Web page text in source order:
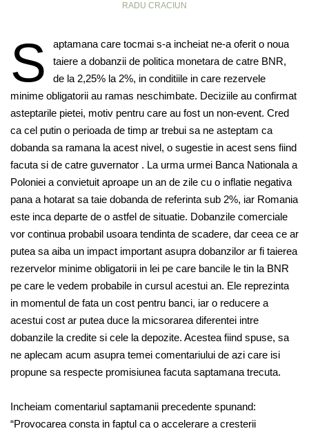
RADU CRACIUN
S
aptamana care tocmai s-a incheiat ne-a oferit o noua
taiere a dobanzii de politica monetara de catre BNR,
de la 2,25% la 2%, in conditiile in care rezervele
minime obligatorii au ramas neschimbate. Deciziile au confirmat
asteptarile pietei, motiv pentru care au fost un non-event. Cred
ca cel putin o perioada de timp ar trebui sa ne asteptam ca
dobanda sa ramana la acest nivel, o sugestie in acest sens fiind
facuta si de catre guvernator . La urma urmei Banca Nationala a
Poloniei a convietuit aproape un an de zile cu o inflatie negativa
pana a hotarat sa taie dobanda de referinta sub 2%, iar Romania
este inca departe de o astfel de situatie. Dobanzile comerciale
vor continua probabil usoara tendinta de scadere, dar ceea ce ar
putea sa aiba un impact important asupra dobanzilor ar fi taierea
rezervelor minime obligatorii in lei pe care bancile le tin la BNR
pe care le vedem probabile in cursul acestui an. Ele reprezinta
in momentul de fata un cost pentru banci, iar o reducere a
acestui cost ar putea duce la micsorarea diferentei intre
dobanzile la credite si cele la depozite. Acestea fiind spuse, sa
ne aplecam acum asupra temei comentariului de azi care isi
propune sa respecte promisiunea facuta saptamana trecuta.
Incheiam comentariul saptamanii precedente spunand:
“Provocarea consta in faptul ca o accelerare a cresterii